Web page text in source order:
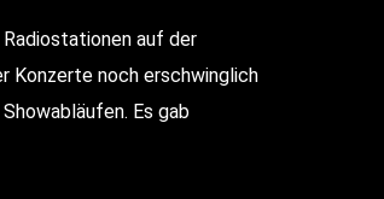
auf der
Konzerte noch erschwinglich
Es gab